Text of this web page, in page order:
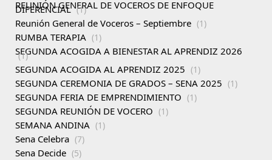
REUNIÓN GENERAL DE VOCEROS DE ENFOQUE
DIFERENCIAL (1)
Reunión General de Voceros – Septiembre (1)
RUMBA TERAPIA (1)
SEGUNDA ACOGIDA A BIENESTAR AL APRENDIZ 2026
(1)
SEGUNDA ACOGIDA AL APRENDIZ 2025 (1)
SEGUNDA CEREMONIA DE GRADOS – SENA 2025 (1)
SEGUNDA FERIA DE EMPRENDIMIENTO (1)
SEGUNDA REUNIÓN DE VOCERO (1)
SEMANA ANDINA (1)
Sena Celebra (7)
Sena Decide (5)